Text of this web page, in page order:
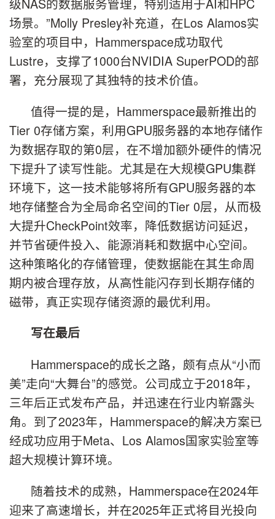
场景。”Molly Presley补充道，在Los Alamos实
验室的项目中，Hammerspace成功取代
Lustre，支撑了1000台NVIDIA SuperPOD的部
署，充分展现了其独特的技术价值。
值得一提的是，Hammerspace最新推出的
Tier 0存储方案，利用GPU服务器的本地存储作
为数据存取的第0层，在不增加额外硬件的情况
下提升了读写性能。尤其是在大规模GPU集群
环境下，这一技术能够将所有GPU服务器的本
地存储整合为全局命名空间的Tier 0层，从而极
大提升CheckPoint效率，降低数据访问延迟，
并节省硬件投入、能源消耗和数据中心空间。
这种策略化的存储管理，使数据能在其生命周
期内被合理存放，从高性能闪存到长期存储的
磁带，真正实现存储资源的最优利用。
写在最后
Hammerspace的成长之路，颇有点从“小而
美”走向“大舞台”的感觉。公司成立于2018年，
三年后正式发布产品，并迅速在行业内崭露头
角。到了2023年，Hammerspace的解决方案已
经成功应用于Meta、Los Alamos国家实验室等
超大规模计算环境。
随着技术的成熟，Hammerspace在2024年
迎来了高速增长，并在2025年正式将目光投向